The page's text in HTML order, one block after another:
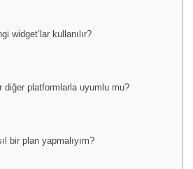
widget’lar kullanılır?
diğer platformlarla uyumlu mu?
bir plan yapmalıyım?